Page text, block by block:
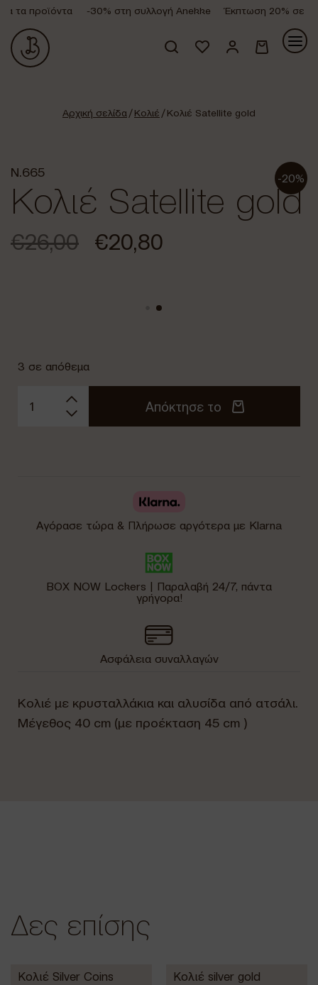
τα προϊόντα -30% στη συλλογή Anekke Έκπτωση 20% σε
Αρχική σελίδα/Κολιέ / Κολιέ Satellite gold
-20%
N.665
Κολιέ Satellite gold
€26,00 €20,80
3 σε απόθεμα
Απόκτησε το
Αγόρασε τώρα & Πλήρωσε αργότερα με Klarna
BOX NOW Lockers | Παραλαβή 24/7, πάντα
γρήγορα!
Ασφάλεια συναλλαγών
Κολιέ με κρυσταλλάκια και αλυσίδα από ατσάλι.
Μέγεθος 40 cm (με προέκταση 45 cm )
Δες επίσης
Κολιέ Silver Coins Κολιέ silver gold